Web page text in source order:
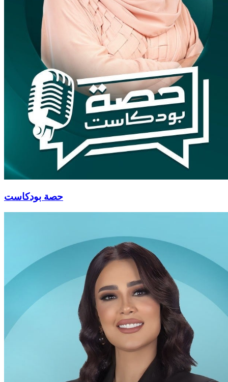
حصة بودكاست